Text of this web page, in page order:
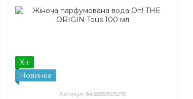
Хіт
Новинка
Артикул: 8436550505276